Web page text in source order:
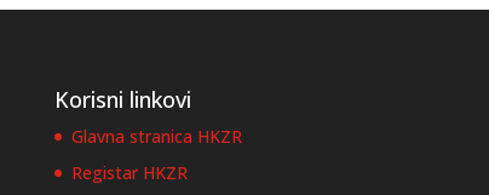
Korisni linkovi
Glavna stranica HKZR
Registar HKZR